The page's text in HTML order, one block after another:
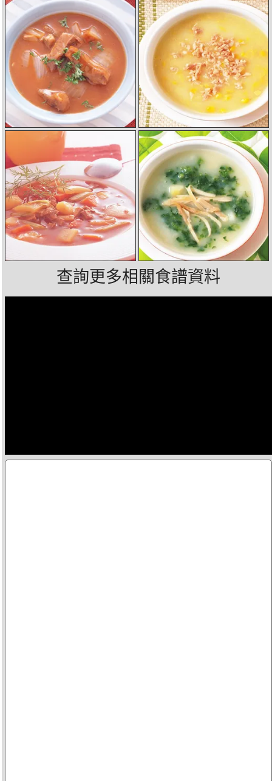
查詢更多相關食譜資料